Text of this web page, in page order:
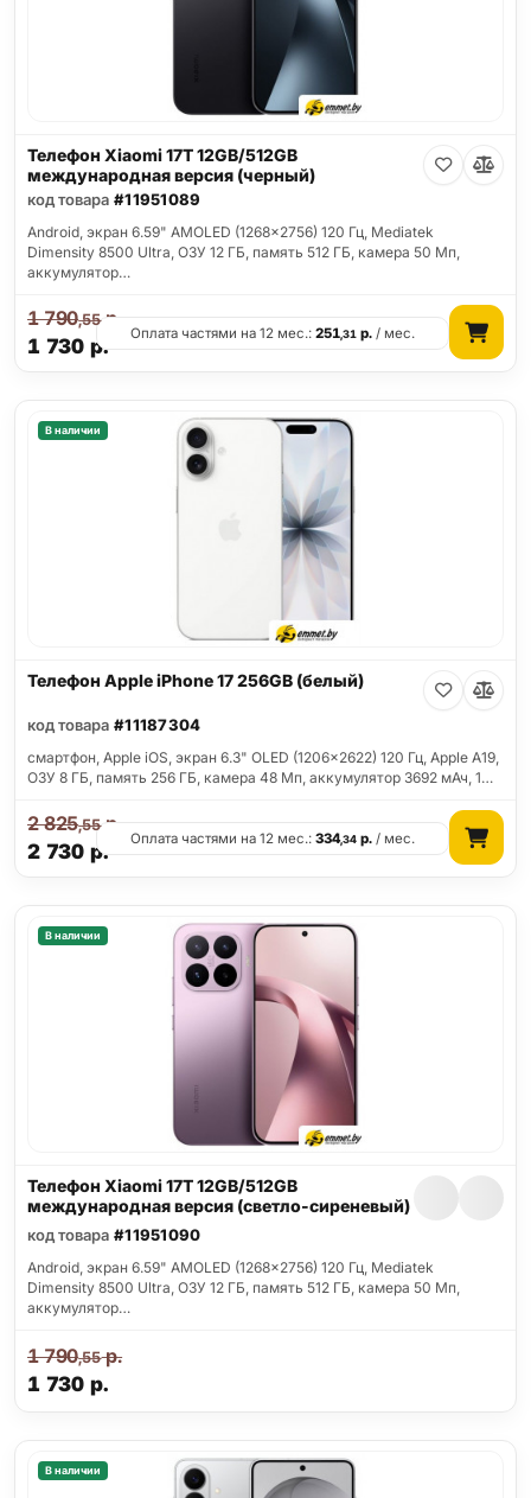
Телефон Xiaomi 17T 12GB/512GB
международная версия (черный)
код товара #11951089
Android, экран 6.59" AMOLED (1268x2756) 120 Гц, Mediatek
Dimensity 8500 Ultra, ОЗУ 12 ГБ, память 512 ГБ, камера 50 Мп,
аккумулятор…
1 730 р.
1 790,55р.
Оплата частями на 12 мес.:251,31 р. / мес.
В наличии
Телефон Apple iPhone 17 256GB (белый)
код товара #11187304
смартфон, Apple iOS, экран 6.3" OLED (1206x2622) 120 Гц, Apple A19,
ОЗУ 8 ГБ, память 256 ГБ, камера 48 Мп, аккумулятор 3692 мАч, 1…
2 730 р.
2 825,55р.
Оплата частями на 12 мес.:334,34 р. / мес.
В наличии
Телефон Xiaomi 17T 12GB/512GB
международная версия (светло-сиреневый)
код товара #11951090
Android, экран 6.59" AMOLED (1268x2756) 120 Гц, Mediatek
Dimensity 8500 Ultra, ОЗУ 12 ГБ, память 512 ГБ, камера 50 Мп,
аккумулятор…
1 730 р.
1 790,55р.
В наличии